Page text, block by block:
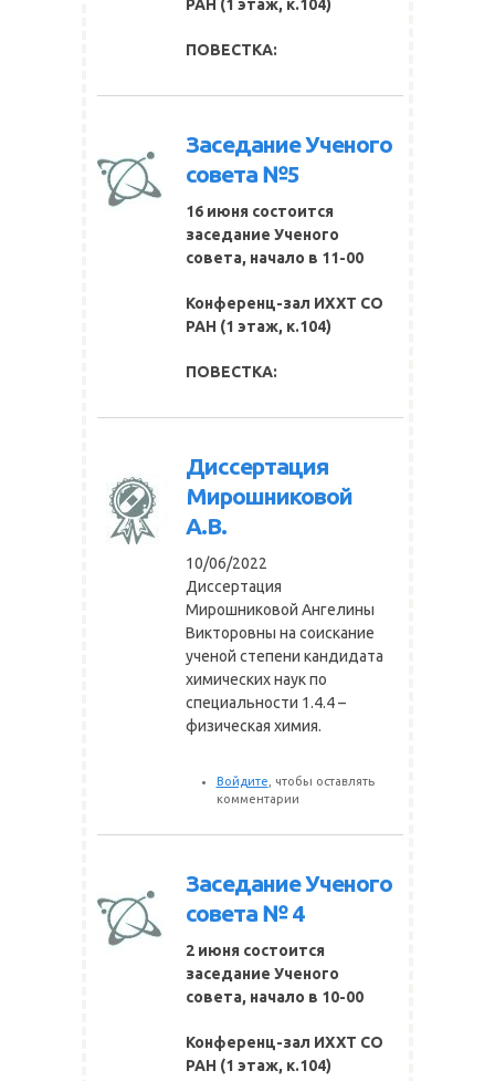
РАН (1 этаж, к.104)
ПОВЕСТКА:
Заседание Ученого
совета №5
16 июня состоится
заседание Ученого
совета, начало в 11-00
Конференц-зал ИХХТ СО
РАН (1 этаж, к.104)
ПОВЕСТКА:
Диссертация
Мирошниковой
А.В.
10/06/2022
Диссертация
Мирошниковой Ангелины
Викторовны на соискание
ученой степени кандидата
химических наук по
специальности 1.4.4 –
физическая химия.
Войдите , чтобы оставлять
комментарии
Заседание Ученого
совета № 4
2 июня состоится
заседание Ученого
совета, начало в 10-00
Конференц-зал ИХХТ СО
РАН (1 этаж, к.104)